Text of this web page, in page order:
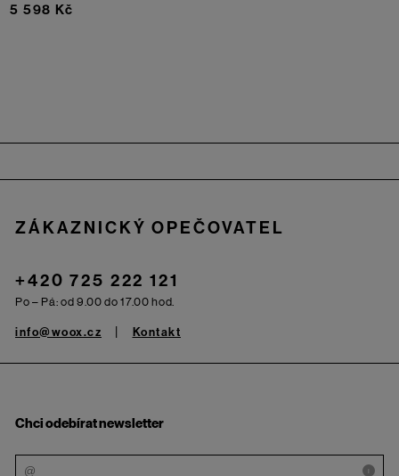
5 598 Kč
ZÁKAZNICKÝ OPEČOVATEL
+420 725 222 121
Po – Pá: od 9.00 do 17.00 hod.
info@woox.cz Kontakt
Chci odebírat newsletter
i